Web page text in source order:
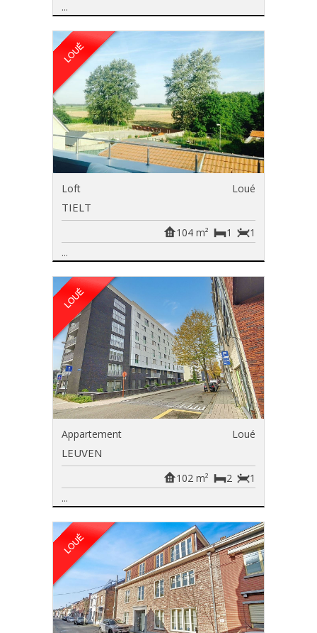
...
Loft Loué
TIELT
1
1
104 m²
...
Appartement Loué
LEUVEN
1
2
102 m²
...